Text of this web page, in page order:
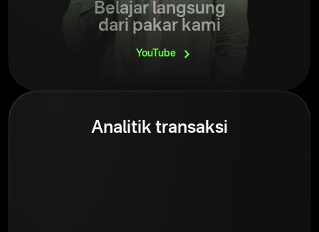
Belajar langsung
dari pakar kami
YouTube
Analitik transaksi